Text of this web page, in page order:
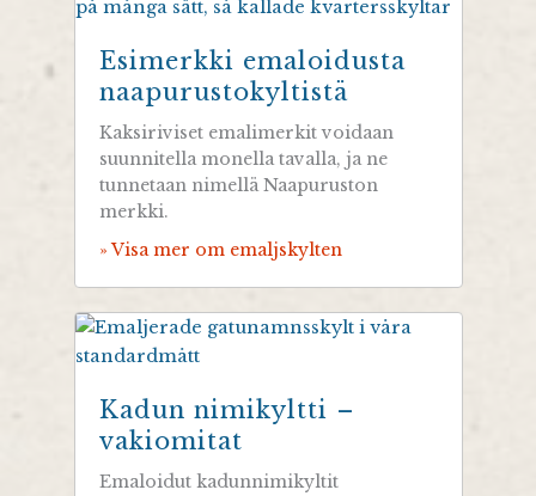
Esimerkki emaloidusta
naapurustokyltistä
Kaksiriviset emalimerkit voidaan
suunnitella monella tavalla, ja ne
tunnetaan nimellä Naapuruston
merkki.
» Visa mer om emaljskylten
Kadun nimikyltti –
vakiomitat
Emaloidut kadunnimikyltit